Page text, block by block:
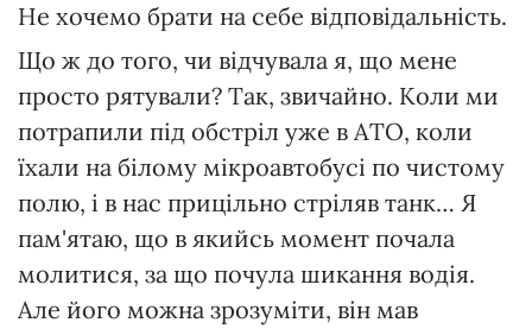
Не хочемо брати на себе відповідальність.
Що ж до того, чи відчувала я, що мене
просто рятували? Так, звичайно. Коли ми
потрапили під обстріл уже в АТО, коли
їхали на білому мікроавтобусі по чистому
полю, і в нас прицільно стріляв танк… Я
пам'ятаю, що в якийсь момент почала
молитися, за що почула шикання водія.
Але його можна зрозуміти, він мав